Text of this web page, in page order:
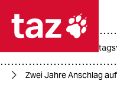
 taz
Zwei Jahre Anschlag